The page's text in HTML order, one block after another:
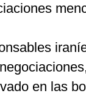
en las